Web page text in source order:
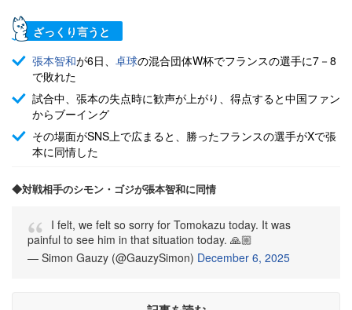
ざっくり言うと
張本智和が6日、 卓球の混合団体W杯でフランスの選手に7－8
で敗れた
試合中、張本の失点時に歓声が上がり、得点すると中国ファン
からブーイング
その場面がSNS上で広まると、勝ったフランスの選手がXで張
本に同情した
◆対戦相手のシモン・ゴジが張本智和に同情
I felt, we felt so sorry for Tomokazu today. It was
painful to see him in that situation today. 🙏🏼
— Simon Gauzy (@GauzySimon) December 6, 2025